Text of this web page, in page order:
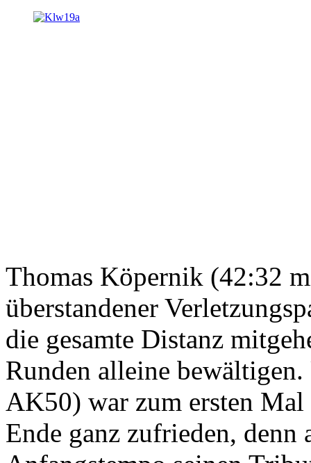
Thomas Köpernik (42:32
überstandener
die gesamte Distanz
Runden alleine
AK50) war zum ersten
Ende ganz zufrieden, denn